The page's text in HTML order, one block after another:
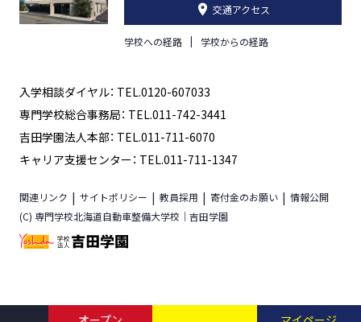
交通アクセス
学校への経路 学校からの経路
入学相談ダイヤル： TEL.0120-607033
専門学校総合事務局： TEL.011-742-3441
吉田学園法人本部： TEL.011-711-6070
キャリア支援センター： TEL.011-711-1347
関連リンク サイトポリシー 教員採用 寄付金のお願い
情報公開
(C) 専門学校北海道自動車整備大学校｜吉田学園